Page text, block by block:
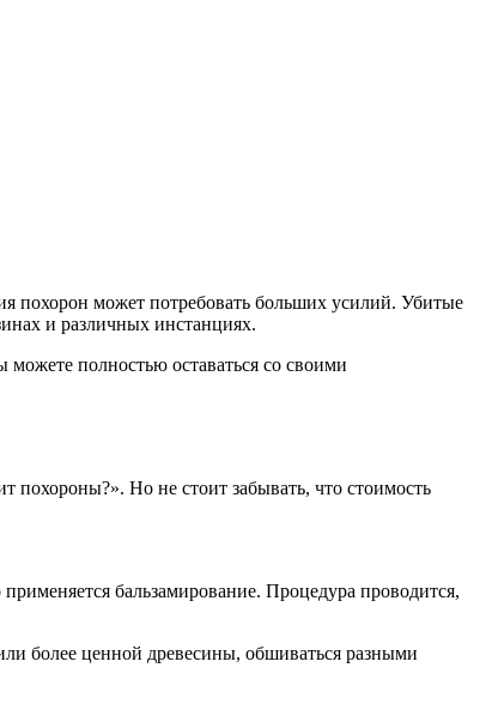
похорон может потребовать больших усилий. Убитые
и различных инстанциях.
можете полностью оставаться со своими
похороны?». Но не стоит забывать, что стоимость
бальзамирование. Процедура проводится,
более ценной древесины, обшиваться разными